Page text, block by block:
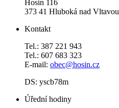
Hosín 116
373 41 Hluboká nad Vltavou
Kontakt
Tel.: 387 221 943
Tel.: 607 683 323
E-mail: obec@hosin.cz
DS: yscb78m
Úřední hodiny